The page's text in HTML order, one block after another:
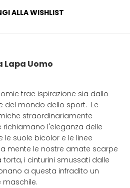
ALLA WISHLIST
Uomo
trae ispirazione sia dallo
del mondo dello sport. Le
straordinariamente
l'eleganza delle
suole bicolor e le linee
mente le nostre amate scarpe
i cinturini smussati dalle
a questa infradito un